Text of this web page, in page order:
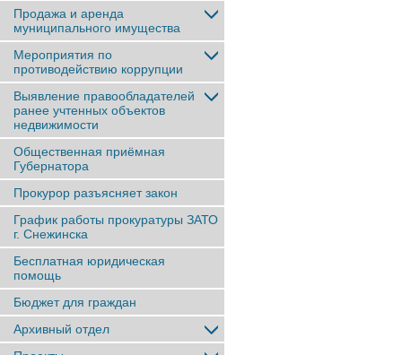
Продажа и аренда
муниципального имущества
Мероприятия по
противодействию коррупции
Выявление правообладателей
ранее учтенныx объектов
недвижимости
Общественная приёмная
Губернатора
Прокурор разъясняет закон
График работы прокуратуры ЗАТО
г. Снежинска
Бесплатная юридическая
помощь
Бюджет для граждан
Архивный отдел